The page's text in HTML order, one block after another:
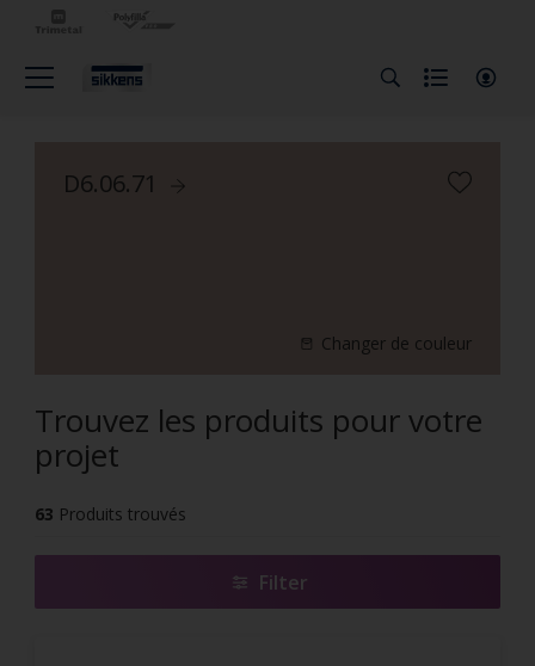
D6.06.71
Changer de couleur
Trouvez les produits pour votre
projet
63 Produits trouvés
Filter